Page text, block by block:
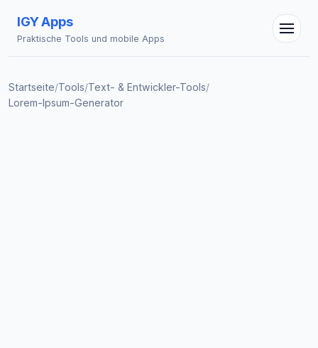
IGY Apps
Praktische Tools und mobile Apps
Startseite/Tools/Text- & Entwickler-Tools/
Lorem-Ipsum-Generator